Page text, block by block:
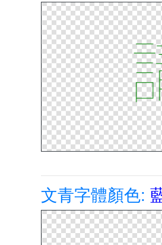
文青字體顏色: